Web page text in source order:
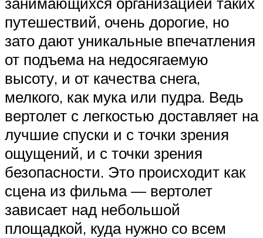
путешествий, очень дорогие, но
зато дают уникальные впечатления
от подъема на недосягаемую
высоту, и от качества снега,
мелкого, как мука или пудра. Ведь
вертолет с легкостью доставляет на
лучшие спуски и с точки зрения
ощущений, и с точки зрения
безопасности. Это происходит как
сцена из фильма — вертолет
зависает над небольшой
площадкой, куда нужно со всем